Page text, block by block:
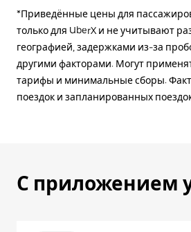
*Приведённые цены для
только для UberX и не учитывают
географией, задержками из-за
другими факторами. Могут
тарифы и минимальные сборы.
поездок и запланированных
С приложением